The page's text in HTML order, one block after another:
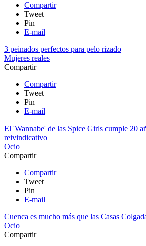
Compartir
Tweet
Pin
E-mail
3 peinados perfectos para pelo rizado
Mujeres reales
Compartir
Compartir
Tweet
Pin
E-mail
El 'Wannabe' de las Spice Girls cumple 20
reivindicativo
Ocio
Compartir
Compartir
Tweet
Pin
E-mail
Cuenca es mucho más que las Casas
Ocio
Compartir